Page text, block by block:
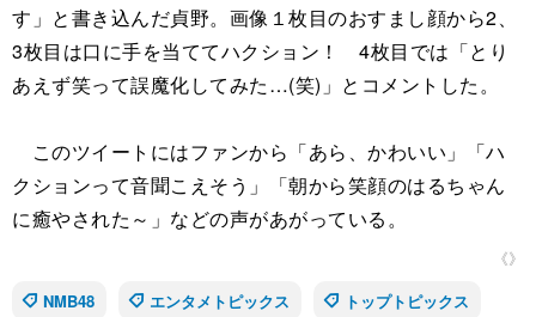
す」と書き込んだ貞野。画像１枚目のおすまし顔から2、
3枚目は口に手を当ててハクション！ 4枚目では「とり
あえず笑って誤魔化してみた…(笑)」とコメントした。
このツイートにはファンから「あら、かわいい」「ハ
クションって音聞こえそう」「朝から笑顔のはるちゃん
に癒やされた～」などの声があがっている。
《》
NMB48
エンタメトピックス トップトピックス